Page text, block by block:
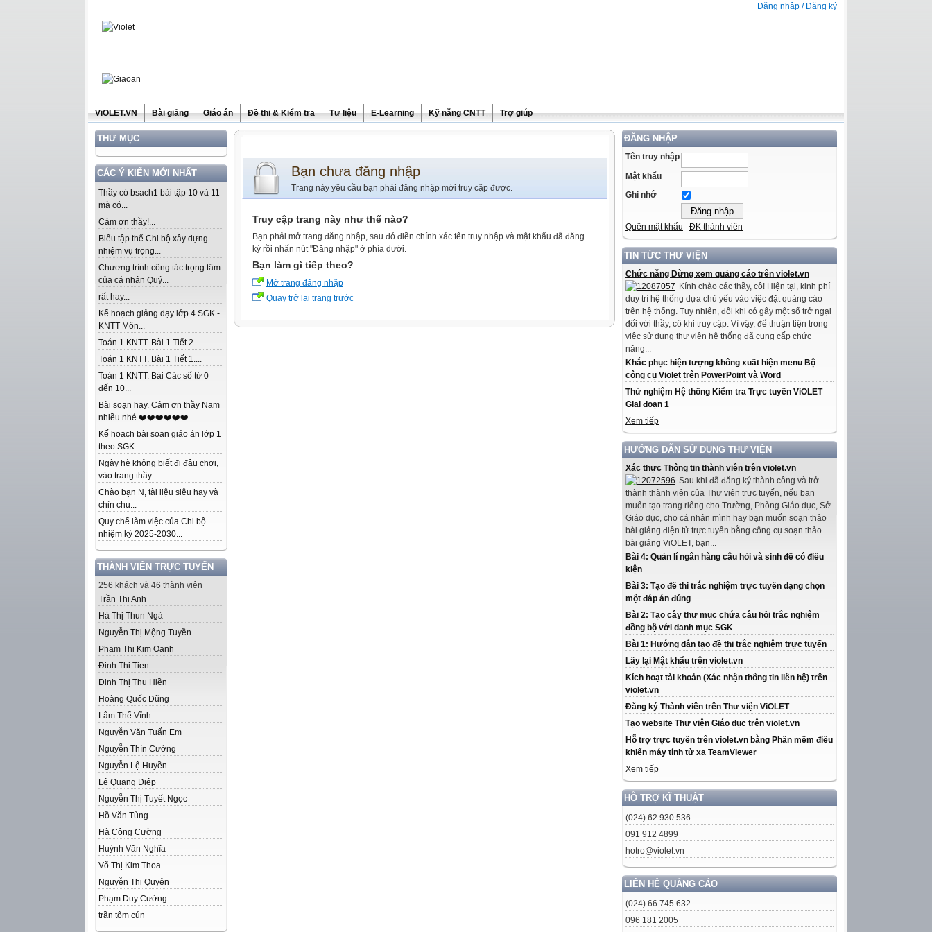
Đăng nhập / Đăng ký
ViOLET.VN Bài giảng Giáo án Đề thi & Kiểm tra Tư liệu E-Learning Kỹ năng CNTT Trợ giúp
THƯ MỤC
CÁC Ý KIẾN MỚI NHẤT
Thầy có bsach1 bài tập 10 và 11
mà có...
Cảm ơn thầy!...
Biểu tập thể Chi bộ xây dựng
nhiệm vụ trọng...
Chương trình công tác trọng tâm
của cá nhân Quý...
rất hay...
Kế hoạch giảng dạy lớp 4 SGK -
KNTT Môn...
Toán 1 KNTT. Bài 1 Tiết 2....
Toán 1 KNTT. Bài 1 Tiết 1....
Toán 1 KNTT. Bài Các số từ 0
đến 10...
Bài soạn hay. Cảm ơn thầy Nam
nhiều nhé ❤️❤️❤️❤️❤️❤️...
Kế hoạch bài soạn giáo án lớp 1
theo SGK...
Ngày hè không biết đi đâu chơi,
vào trang thầy...
Chào bạn N, tài liệu siêu hay và
chỉn chu...
Quy chế làm việc của Chi bộ
nhiệm kỳ 2025-2030...
THÀNH VIÊN TRỰC TUYẾN
256 khách và 46 thành viên
Trần Thị Anh
Hà Thị Thun Ngà
Nguyễn Thị Mộng Tuyền
Phạm Thi Kim Oanh
Đinh Thi Tien
Đinh Thị Thu Hiền
Hoàng Quốc Dũng
Lâm Thế Vĩnh
Nguyễn Văn Tuấn Em
Nguyễn Thìn Cường
Nguyễn Lệ Huyền
Lê Quang Điệp
Nguyễn Thị Tuyết Ngọc
Hồ Văn Tùng
Hà Công Cường
Huỳnh Văn Nghĩa
Võ Thị Kim Thoa
Nguyễn Thị Quyên
Phạm Duy Cường
trần tôm cún
ĐĂNG NHẬP
Tên truy nhập
Mật khẩu
Ghi nhớ
Quên mật khẩu ĐK thành viên
TIN TỨC THƯ VIỆN
Chức năng Dừng xem quảng cáo trên violet.vn
Kính chào các thầy, cô! Hiện tại, kinh phí
duy trì hệ thống dựa chủ yếu vào việc đặt quảng cáo
trên hệ thống. Tuy nhiên, đôi khi có gây một số trở ngại
đối với thầy, cô khi truy cập. Vì vậy, để thuận tiện trong
việc sử dụng thư viện hệ thống đã cung cấp chức
năng...
Khắc phục hiện tượng không xuất hiện menu Bộ
công cụ Violet trên PowerPoint và Word
Thử nghiệm Hệ thống Kiểm tra Trực tuyến ViOLET
Giai đoạn 1
Xem tiếp
HƯỚNG DẪN SỬ DỤNG THƯ VIỆN
Xác thực Thông tin thành viên trên violet.vn
Sau khi đã đăng ký thành công và trở
thành thành viên của Thư viện trực tuyến, nếu bạn
muốn tạo trang riêng cho Trường, Phòng Giáo dục, Sở
Giáo dục, cho cá nhân mình hay bạn muốn soạn thảo
bài giảng điện tử trực tuyến bằng công cụ soạn thảo
bài giảng ViOLET, bạn...
Bài 4: Quản lí ngân hàng câu hỏi và sinh đề có điều
kiện
Bài 3: Tạo đề thi trắc nghiệm trực tuyến dạng chọn
một đáp án đúng
Bài 2: Tạo cây thư mục chứa câu hỏi trắc nghiệm
đồng bộ với danh mục SGK
Bài 1: Hướng dẫn tạo đề thi trắc nghiệm trực tuyến
Lấy lại Mật khẩu trên violet.vn
Kích hoạt tài khoản (Xác nhận thông tin liên hệ) trên
violet.vn
Đăng ký Thành viên trên Thư viện ViOLET
Tạo website Thư viện Giáo dục trên violet.vn
Hỗ trợ trực tuyến trên violet.vn bằng Phần mềm điều
khiển máy tính từ xa TeamViewer
Xem tiếp
HỖ TRỢ KĨ THUẬT
(024) 62 930 536
091 912 4899
hotro@violet.vn
LIÊN HỆ QUẢNG CÁO
(024) 66 745 632
096 181 2005
Bạn chưa đăng nhập
Trang này yêu cầu bạn phải đăng nhập mới truy cập được.
Truy cập trang này như thế nào?
Bạn phải mở trang đăng nhập, sau đó điền chính xác tên truy nhập và mật khẩu đã đăng
ký rồi nhấn nút "Đăng nhập" ở phía dưới.
Bạn làm gì tiếp theo?
Mở trang đăng nhập
Quay trở lại trang trước